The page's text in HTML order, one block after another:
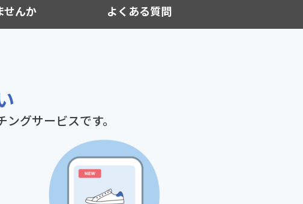
せんか よくある質問
グサービスです。